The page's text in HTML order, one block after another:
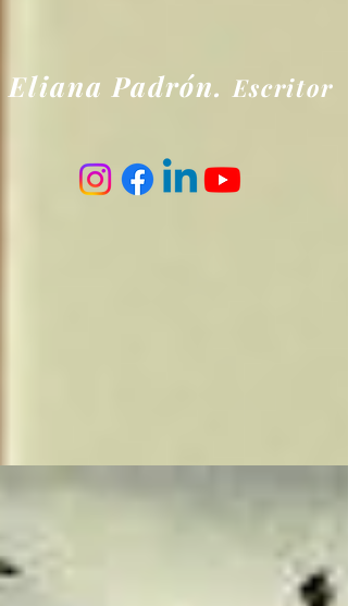
Eliana Padrón. Escritor